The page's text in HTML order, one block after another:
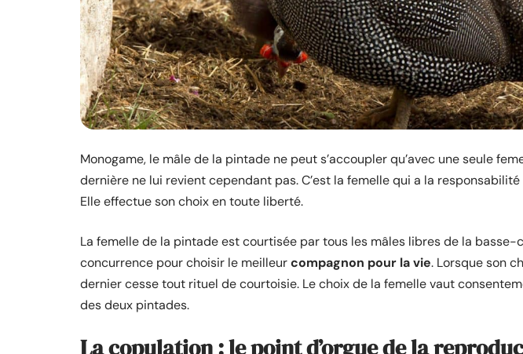
Monogame, le mâle de la pintade ne peut s’accoupler qu’avec une seule
dernière ne lui revient cependant pas. C’est la femelle qui a la
Elle effectue son choix en toute liberté.
La femelle de la pintade est courtisée par tous les mâles libres de la basse-
concurrence pour choisir le meilleurcompagnon pour la vie. Lorsque son
dernier cesse tout rituel de courtoisie. Le choix de la femelle vaut
des deux pintades.
La copulation : le point d’orgue de la